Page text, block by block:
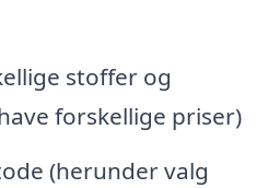
stoffer og
forskellige priser)
(herunder valg